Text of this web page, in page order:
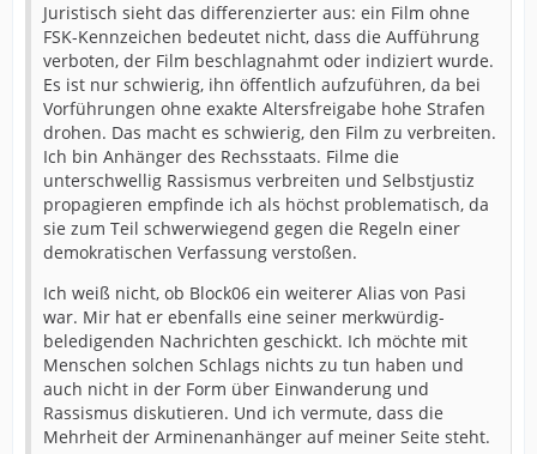
Juristisch sieht das differenzierter aus: ein Film ohne
FSK-Kennzeichen bedeutet nicht, dass die Aufführung
verboten, der Film beschlagnahmt oder indiziert wurde.
Es ist nur schwierig, ihn öffentlich aufzuführen, da bei
Vorführungen ohne exakte Altersfreigabe hohe Strafen
drohen. Das macht es schwierig, den Film zu verbreiten.
Ich bin Anhänger des Rechsstaats. Filme die
unterschwellig Rassismus verbreiten und Selbstjustiz
propagieren empfinde ich als höchst problematisch, da
sie zum Teil schwerwiegend gegen die Regeln einer
demokratischen Verfassung verstoßen.
Ich weiß nicht, ob Block06 ein weiterer Alias von Pasi
war. Mir hat er ebenfalls eine seiner merkwürdig-
beledigenden Nachrichten geschickt. Ich möchte mit
Menschen solchen Schlags nichts zu tun haben und
auch nicht in der Form über Einwanderung und
Rassismus diskutieren. Und ich vermute, dass die
Mehrheit der Arminenanhänger auf meiner Seite steht.